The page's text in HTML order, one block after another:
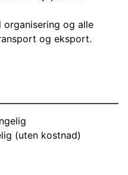
organisering og alle
og eksport.
(uten kostnad)